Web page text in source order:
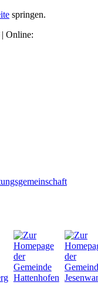
springen.
| Online: